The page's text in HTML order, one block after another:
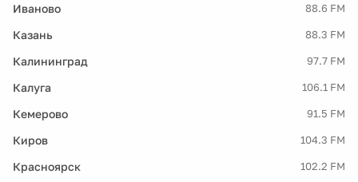
Иваново 88.6 FM
Казань 88.3 FM
Калининград 97.7 FM
Калуга 106.1 FM
Кемерово 91.5 FM
Киров 104.3 FM
Красноярск 102.2 FM